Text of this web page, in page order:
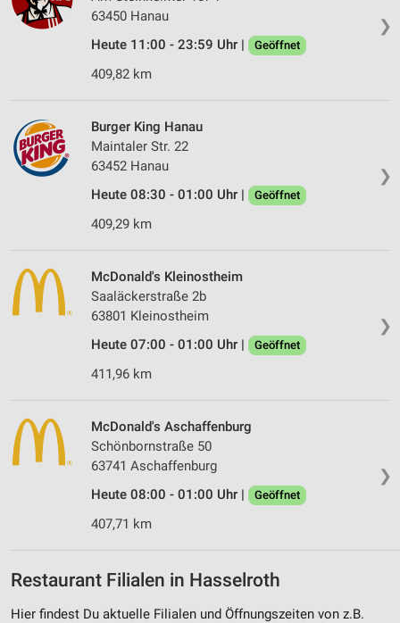
❯
63450 Hanau
Heute 11:00 - 23:59 Uhr |
Geöffnet
409,82 km
❯
Burger King Hanau
Maintaler Str. 22
63452 Hanau
Heute 08:30 - 01:00 Uhr |
Geöffnet
409,29 km
❯
McDonald's Kleinostheim
Saaläckerstraße 2b
63801 Kleinostheim
Heute 07:00 - 01:00 Uhr |
Geöffnet
411,96 km
❯
McDonald's Aschaffenburg
Schönbornstraße 50
63741 Aschaffenburg
Heute 08:00 - 01:00 Uhr |
Geöffnet
407,71 km
Restaurant Filialen in Hasselroth
Hier findest Du aktuelle Filialen und Öffnungszeiten von z.B.